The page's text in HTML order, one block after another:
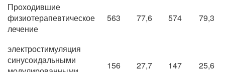
Проходившие
физиотерапевтическое
лечение
563 77,6 574 79,3
электростимуляция
синусоидальными
156 27,7 147 25,6